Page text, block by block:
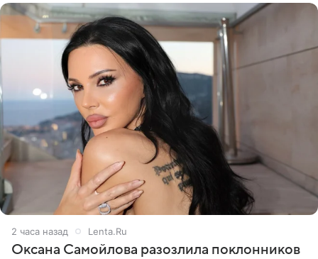
2 часа назад Lenta.Ru
Оксана Самойлова разозлила поклонников